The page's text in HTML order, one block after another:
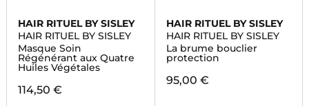
HAIR RITUEL BY SISLEY
HAIR RITUEL BY SISLEY
Masque Soin
Régénérant aux Quatre
Huiles Végétales
114,50 €
HAIR RITUEL BY SISLEY
HAIR RITUEL BY SISLEY
La brume bouclier
protection
95,00 €